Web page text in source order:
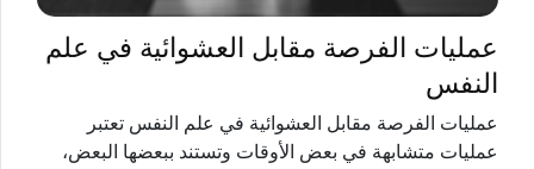
عمليات الفرصة مقابل العشوائية في علم
النفس
عمليات الفرصة مقابل العشوائية في علم النفس تعتبر
عمليات متشابهة في بعض الأوقات وتستند ببعضها البعض،